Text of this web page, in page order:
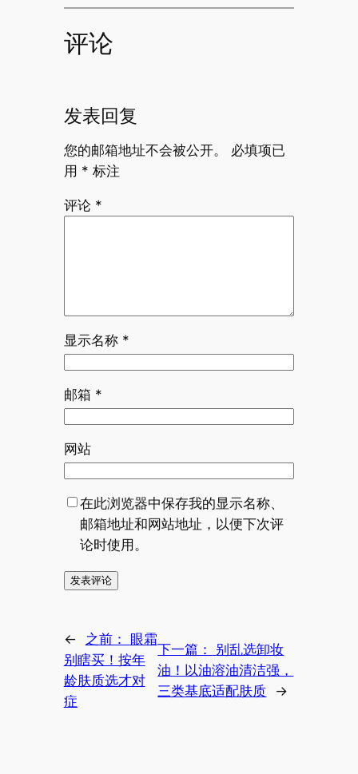
评论
发表回复
您的邮箱地址不会被公开。
必填项已
用 * 标注
评论 *
显示名称 *
邮箱 *
网站
在此浏览器中保存我的显示名称、
邮箱地址和网站地址，以便下次评
论时使用。
← 之前： 眼霜
别瞎买！按年
龄肤质选才对
症
下一篇：
别乱选卸妆
油！以油溶油清洁强，
三类基底适配肤质
→